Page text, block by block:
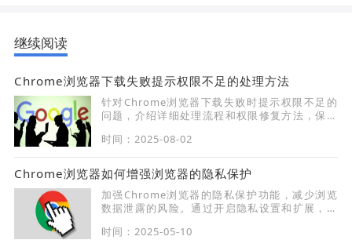
继续阅读
Chrome浏览器下载失败提示权限不足的处理方法
针对Chrome浏览器下载失败时提示权限不足的
问题，介绍详细处理流程和权限修复方法，保障
时间：2025-08-02
Chrome浏览器如何增强浏览器的隐私保护
加强Chrome浏览器的隐私保护功能，减少浏览
数据泄露的风险。通过开启隐私设置和扩展，保
时间：2025-05-10